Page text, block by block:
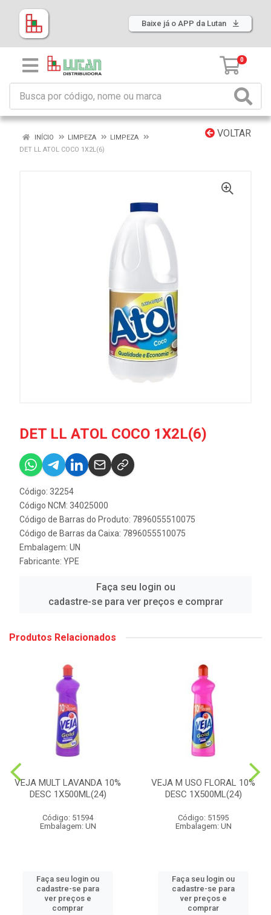
Baixe já o APP da Lutan
0
VOLTAR
INÍCIO LIMPEZA
LIMPEZA
DET LL ATOL COCO 1X2L(6)
DET LL ATOL COCO 1X2L(6)
Código: 32254
Código NCM: 34025000
Código de Barras do Produto: 7896055510075
Código de Barras da Caixa: 7896055510075
Embalagem: UN
Fabricante: YPE
Faça seu login ou
cadastre-se para ver preços e comprar
Produtos Relacionados
VEJA MULT LAVANDA 10%
DESC 1X500ML(24)
Código: 51594
Embalagem: UN
Faça seu login ou
cadastre-se para
ver preços e
comprar
VEJA M USO FLORAL 10%
DESC 1X500ML(24)
Código: 51595
Embalagem: UN
Faça seu login ou
cadastre-se para
ver preços e
comprar